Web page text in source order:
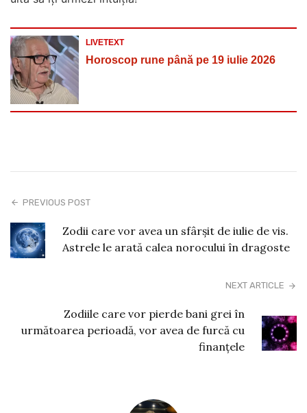
LIVETEXT
Horoscop rune până pe 19 iulie 2026
PREVIOUS POST
Zodii care vor avea un sfârșit de iulie de vis.
Astrele le arată calea norocului în dragoste
NEXT ARTICLE
Zodiile care vor pierde bani grei în
următoarea perioadă, vor avea de furcă cu
finanțele